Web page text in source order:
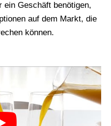
ein Geschäft benötigen,
auf dem Markt, die
können.